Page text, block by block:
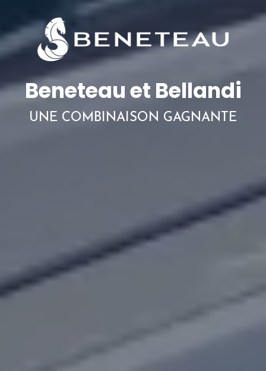
Beneteau et Bellandi
UNE COMBINAISON GAGNANTE